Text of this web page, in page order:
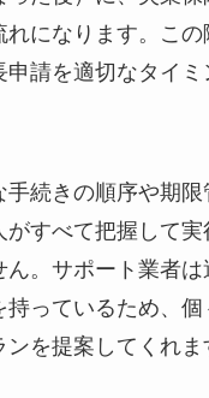
れになります。この
申請を適切なタイ
手続きの順序や期限
がすべて把握して
ん。サポート業者は
持っているため、
を提案してくれま